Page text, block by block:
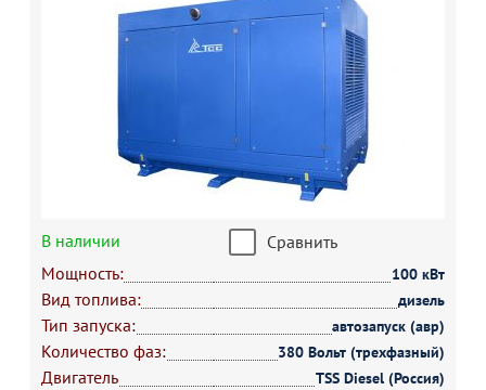
В наличии
Сравнить
Мощность:
100 кВт
Вид топлива: дизель
Тип запуска: автозапуск (авр)
Количество фаз: 380 Вольт (трехфазный)
Двигатель TSS Diesel (Россия)